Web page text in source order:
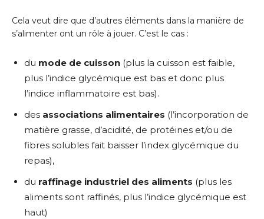
Cela veut dire que d’autres éléments dans la manière de
s’alimenter ont un rôle à jouer. C’est le cas :
du mode de cuisson (plus la cuisson est faible,
plus l’indice glycémique est bas et donc plus
l’indice inflammatoire est bas).
des associations alimentaires (l’incorporation de
matière grasse, d’acidité, de protéines et/ou de
fibres solubles fait baisser l’index glycémique du
repas),
du raffinage industriel des aliments (plus les
aliments sont raffinés, plus l’indice glycémique est
haut)